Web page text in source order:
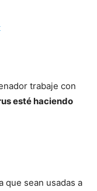
trabaje con
esté haciendo
que sean usadas a